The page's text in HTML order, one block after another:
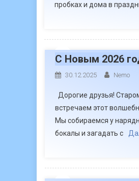
пробках и дома в
С Новым 2026
30.12.2025 Nemo
Дорогие друзья!
встречаем этот
Мы собираемся у
бокалы и загадать с